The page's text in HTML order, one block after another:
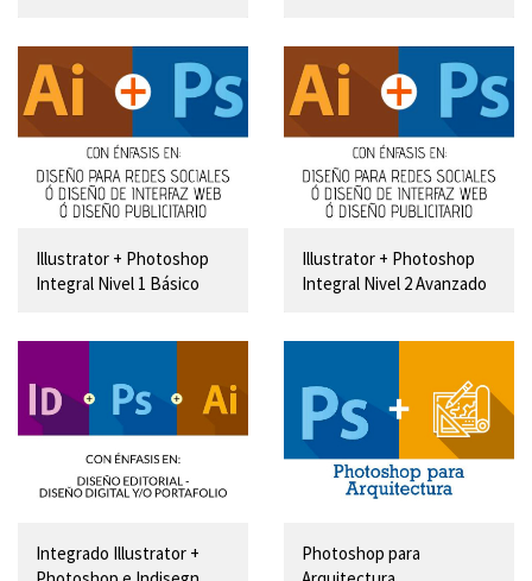
Illustrator + Photoshop
Integral Nivel 1 Básico
Illustrator + Photoshop
Integral Nivel 2 Avanzado
Integrado Illustrator +
Photoshop para